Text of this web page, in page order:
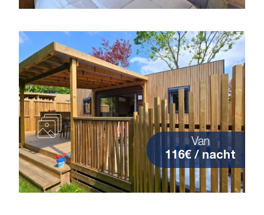
Van
116€ / nacht